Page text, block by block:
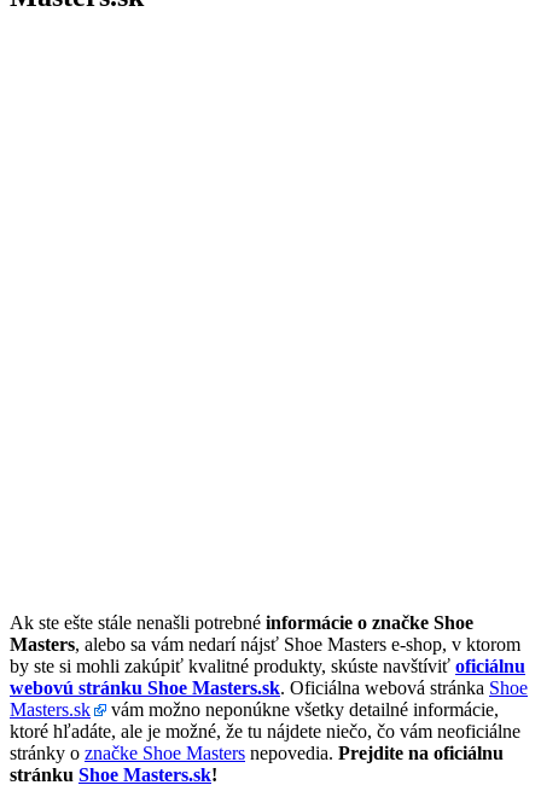
Ak ste ešte stále nenašli potrebné informácie o značke Shoe
Masters, alebo sa vám nedarí nájsť Shoe Masters e-shop, v ktorom
by ste si mohli zakúpiť kvalitné produkty, skúste navštíviť oficiálnu
webovú stránku Shoe Masters.sk. Oficiálna webová stránka Shoe
Masters.sk
vám možno neponúkne všetky detailné informácie,
ktoré hľadáte, ale je možné, že tu nájdete niečo, čo vám neoficiálne
stránky o značke Shoe Masters nepovedia. Prejdite na oficiálnu
stránku Shoe Masters.sk!